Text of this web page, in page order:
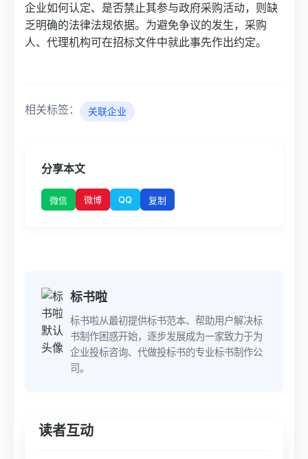
企业如何认定、是否禁止其参与政府采购活动，则缺
乏明确的法律法规依据。为避免争议的发生，采购
人、代理机构可在招标文件中就此事先作出约定。
相关标签： 关联企业
分享本文
微信 微博 QQ 复制
标书啦
标书啦从最初提供标书范本、帮助用户解决标
书制作困惑开始，逐步发展成为一家致力于为
企业投标咨询、代做投标书的专业标书制作公
司。
读者互动